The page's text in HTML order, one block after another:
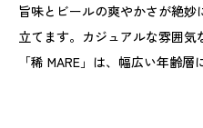
旨味とビールの爽やかさが絶
立てます。カジュアルな雰囲気
「稀 MARE」は、幅広い年齢